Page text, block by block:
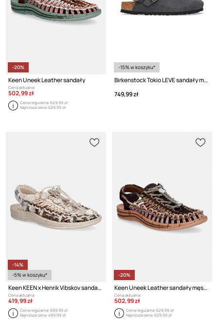
-20%
Keen Uneek Leather sandały
Cena aktualna:
502,99 zł
Cena regularna:629,99 zł
Najniższa cena:629,99 zł
-15% w koszyku*
Birkenstock Tokio LEVE sandały męskie zamszowe
749,99 zł
-14%
-5% w koszyku*
Keen KEEN x Henrik Vibskov sandały zamszowe
Cena aktualna:
419,99 zł
Cena regularna:699,99 zł
Najniższa cena:489,99 zł
-20%
Keen Uneek Leather sandały męskie
Cena aktualna:
502,99 zł
Cena regularna:629,99 zł
Najniższa cena:629,99 zł